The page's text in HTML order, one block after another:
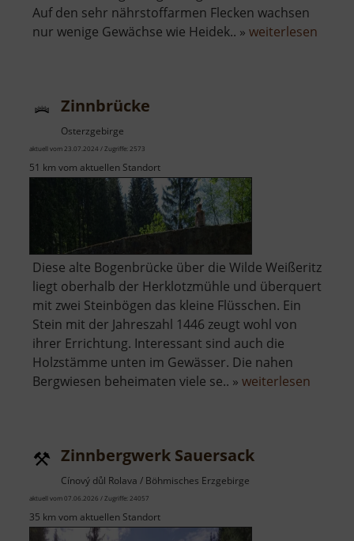
Auf den sehr nährstoffarmen Flecken wachsen
nur wenige Gewächse wie Heidek.. » weiterlesen
Zinnbrücke
Osterzgebirge
aktuell vom 23.07.2024 / Zugriffe: 2573
51 km vom aktuellen Standort
Diese alte Bogenbrücke über die Wilde Weißeritz
liegt oberhalb der Herklotzmühle und überquert
mit zwei Steinbögen das kleine Flüsschen. Ein
Stein mit der Jahreszahl 1446 zeugt wohl von
ihrer Errichtung. Interessant sind auch die
Holzstämme unten im Gewässer. Die nahen
Bergwiesen beheimaten viele se.. » weiterlesen
Zinnbergwerk Sauersack
Cínový důl Rolava / Böhmisches Erzgebirge
aktuell vom 07.06.2026 / Zugriffe: 24057
35 km vom aktuellen Standort